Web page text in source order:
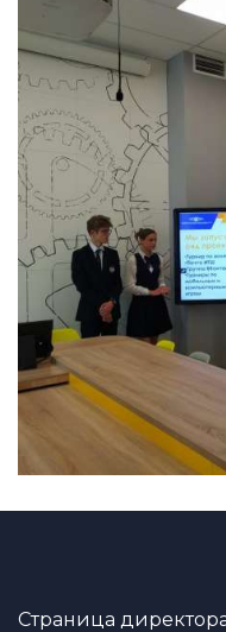
Страница